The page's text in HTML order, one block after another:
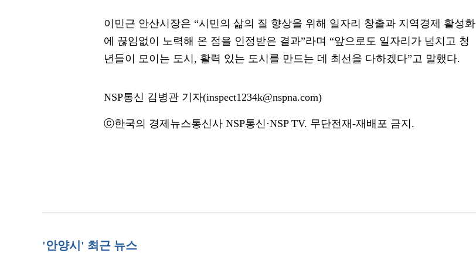
이민근 안산시장은 “시민의 삶의 질 향상을 위해 일자리 창출과 지역경제 활성화
에 끊임없이 노력해 온 점을 인정받은 결과”라며 “앞으로도 일자리가 넘치고 청
년들이 모이는 도시, 활력 있는 도시를 만드는 데 최선을 다하겠다”고 말했다.
NSP통신 김병관 기자(inspect1234k@nspna.com)
ⓒ한국의 경제뉴스통신사 NSP통신·NSP TV. 무단전재-재배포 금지.
'안양시' 최근 뉴스